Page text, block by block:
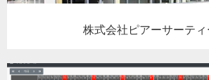
株式会社ピアーサーティ